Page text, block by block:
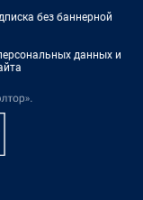
без баннерной
данных и